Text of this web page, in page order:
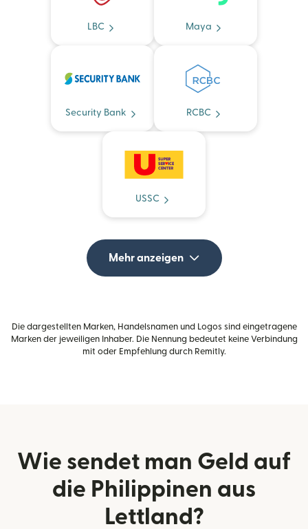
LBC Maya
Security Bank RCBC
USSC
Mehr anzeigen
Die dargestellten Marken, Handelsnamen und Logos sind eingetragene
Marken der jeweiligen Inhaber. Die Nennung bedeutet keine Verbindung
mit oder Empfehlung durch Remitly.
Wie sendet man Geld auf
die Philippinen aus
Lettland?